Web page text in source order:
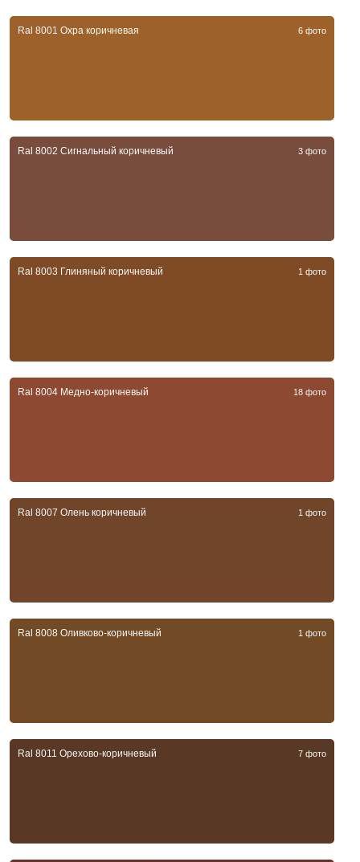
Ral 8001 Охра коричневая 6 фото
Ral 8002 Сигнальный коричневый 3 фото
Ral 8003 Глиняный коричневый 1 фото
Ral 8004 Медно-коричневый 18 фото
Ral 8007 Олень коричневый 1 фото
Ral 8008 Оливково-коричневый 1 фото
Ral 8011 Орехово-коричневый 7 фото